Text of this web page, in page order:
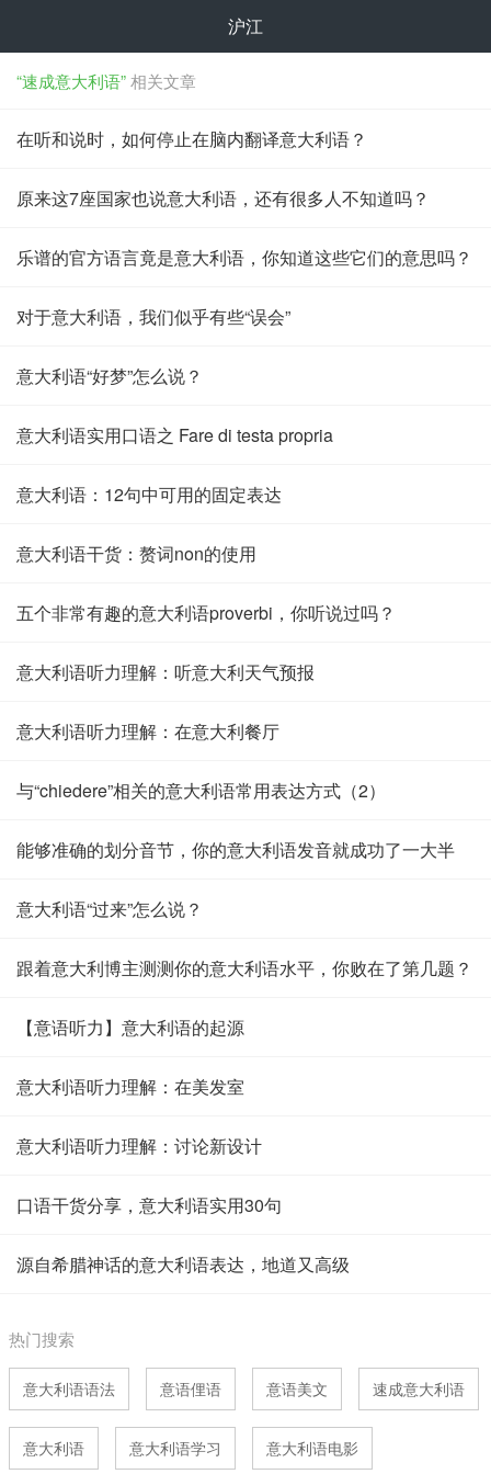
沪江
“速成意大利语”相关文章
在听和说时，如何停止在脑内翻译意大利语？
原来这7座国家也说意大利语，还有很多人不知道吗？
乐谱的官方语言竟是意大利语，你知道这些它们的意思吗？
对于意大利语，我们似乎有些“误会”
意大利语“好梦”怎么说？
意大利语实用口语之 Fare di testa propria
意大利语：12句中可用的固定表达
意大利语干货：赘词non的使用
五个非常有趣的意大利语proverbi，你听说过吗？
意大利语听力理解：听意大利天气预报
意大利语听力理解：在意大利餐厅
与“chiedere”相关的意大利语常用表达方式（2）
能够准确的划分音节，你的意大利语发音就成功了一大半
意大利语“过来”怎么说？
跟着意大利博主测测你的意大利语水平，你败在了第几题？
【意语听力】意大利语的起源
意大利语听力理解：在美发室
意大利语听力理解：讨论新设计
口语干货分享，意大利语实用30句
源自希腊神话的意大利语表达，地道又高级
热门搜索
意大利语语法 意语俚语 意语美文 速成意大利语
意大利语 意大利语学习 意大利语电影